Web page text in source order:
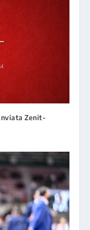
Zenit-